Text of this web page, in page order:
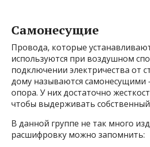
Самонесущие
Провода, которые
используются при воздушном
подключении электричества от
дому называются
опора. У них достаточно
чтобы выдерживать собственный
В данной группе не так много
расшифровку можно запомнить: